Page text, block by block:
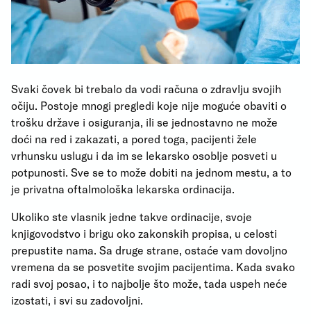
Svaki čovek bi trebalo da vodi računa o zdravlju svojih
očiju. Postoje mnogi pregledi koje nije moguće obaviti o
trošku države i osiguranja, ili se jednostavno ne može
doći na red i zakazati, a pored toga, pacijenti žele
vrhunsku uslugu i da im se lekarsko osoblje posveti u
potpunosti. Sve se to može dobiti na jednom mestu, a to
je privatna oftalmološka lekarska ordinacija.
Ukoliko ste vlasnik jedne takve ordinacije, svoje
knjigovodstvo i brigu oko zakonskih propisa, u celosti
prepustite nama. Sa druge strane, ostaće vam dovoljno
vremena da se posvetite svojim pacijentima. Kada svako
radi svoj posao, i to najbolje što može, tada uspeh neće
izostati, i svi su zadovoljni.